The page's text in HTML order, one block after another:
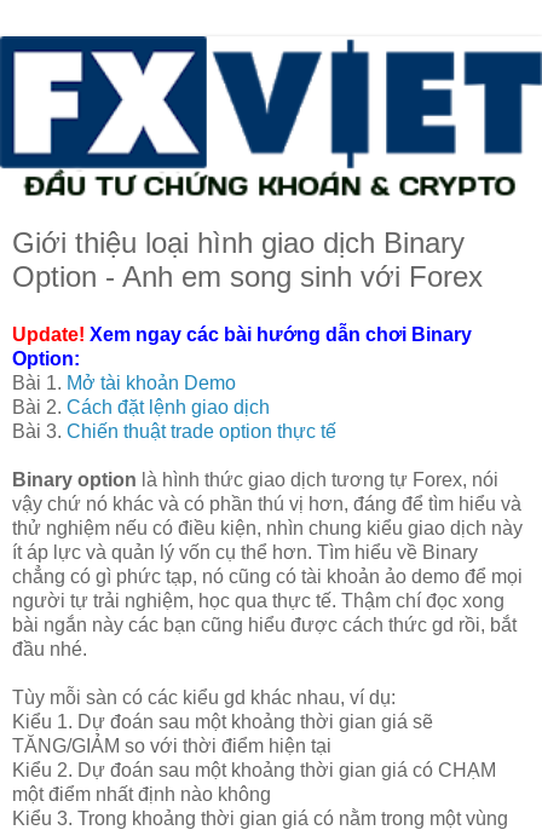
Giới thiệu loại hình giao dịch Binary
Option - Anh em song sinh với Forex
Update! Xem ngay các bài hướng dẫn chơi Binary
Option:
Bài 1. Mở tài khoản Demo
Bài 2. Cách đặt lệnh giao dịch
Bài 3. Chiến thuật trade option thực tế
Binary option là hình thức giao dịch tương tự Forex, nói
vậy chứ nó khác và có phần thú vị hơn, đáng để tìm hiểu và
thử nghiệm nếu có điều kiện, nhìn chung kiểu giao dịch này
ít áp lực và quản lý vốn cụ thể hơn. Tìm hiểu về Binary
chẳng có gì phức tạp, nó cũng có tài khoản ảo demo để mọi
người tự trải nghiệm, học qua thực tế. Thậm chí đọc xong
bài ngắn này các bạn cũng hiểu được cách thức gd rồi, bắt
đầu nhé.
Tùy mỗi sàn có các kiểu gd khác nhau, ví dụ:
Kiểu 1. Dự đoán sau một khoảng thời gian giá sẽ
TĂNG/GIẢM so với thời điểm hiện tại
Kiểu 2. Dự đoán sau một khoảng thời gian giá có CHẠM
một điểm nhất định nào không
Kiểu 3. Trong khoảng thời gian giá có nằm trong một vùng